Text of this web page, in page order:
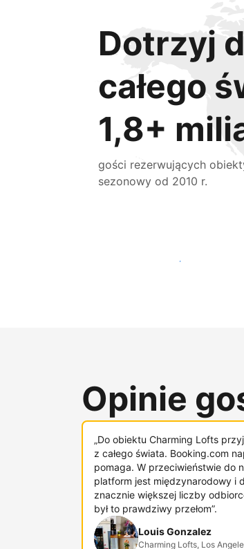
Dotrzyj
całego
1,8+
gości rezerwujących
sezonowy od 2010 r.
Dotrzyj do nowych gości już
Opinie
„Do obiektu Charming Lofts
z całego świata. Booking.com
pomaga. W przeciwieństwie do
platform jest międzynarodowy i
znacznie większej liczby
był to prawdziwy przełom”.
Louis Gonzalez
Charming Lofts, Los